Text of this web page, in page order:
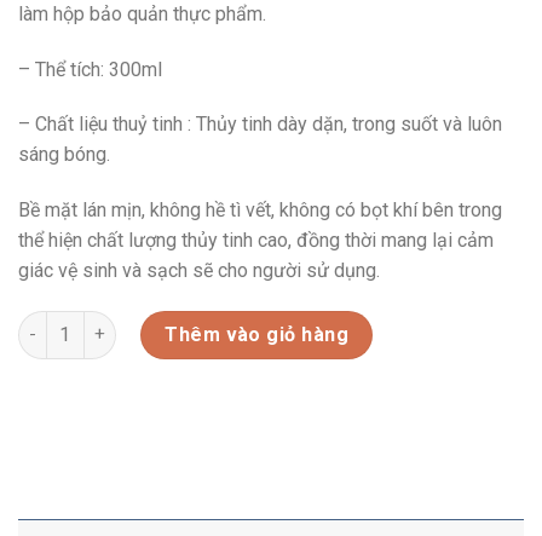
làm hộp bảo quản thực phẩm.
– Thể tích: 300ml
– Chất liệu thuỷ tinh : Thủy tinh dày dặn, trong suốt và luôn
sáng bóng.
Bề mặt lán mịn, không hề tì vết, không có bọt khí bên trong
thể hiện chất lượng thủy tinh cao, đồng thời mang lại cảm
giác vệ sinh và sạch sẽ cho người sử dụng.
GL1232 số lượng Thêm vào giỏ hàng